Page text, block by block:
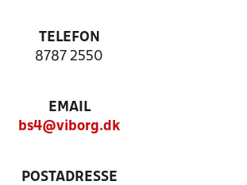
TELEFON
8787 2550
EMAIL
bs4@viborg.dk
POSTADRESSE